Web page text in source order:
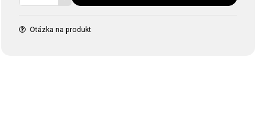
Otázka na produkt